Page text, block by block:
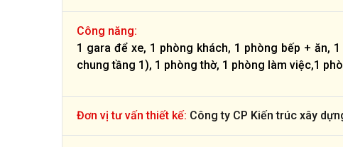
Công năng:
1 gara để xe, 1 phòng khách, 1 phòng bếp + ăn,
chung tầng 1), 1 phòng thờ, 1 phòng làm việc,1
Đơn vị tư vấn thiết kế: Công ty CP Kiến trúc xây